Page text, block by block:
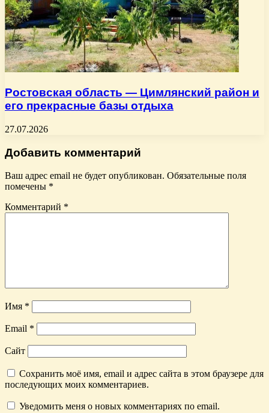
Ростовская область — Цимлянский район и
его прекрасные базы отдыха
27.07.2026
Добавить комментарий
Ваш адрес email не будет опубликован. Обязательные поля
помечены *
Комментарий *
Имя *
Email *
Сайт
Сохранить моё имя, email и адрес сайта в этом браузере для
последующих моих комментариев.
Уведомить меня о новых комментариях по email.